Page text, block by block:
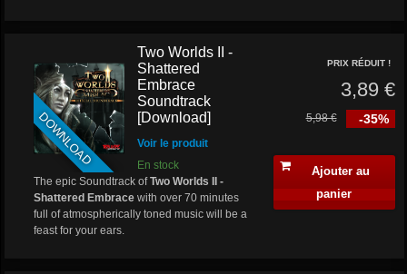
DOWNLOAD
Two Worlds II -
Shattered
Embrace
Soundtrack
[Download]
Voir le produit
En stock
The epic Soundtrack ofTwo Worlds II -
Shattered Embrace with over 70 minutes
full of atmospherically toned music will be a
feast for your ears.
PRIX RÉDUIT !
3,89 €
-35%
5,98 €
Ajouter au
panier